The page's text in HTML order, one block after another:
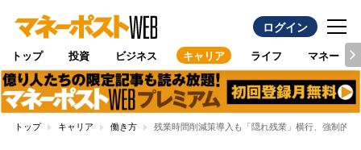
ログイン
トップ 投資 ビジネス キャリア ライフ マネー
トップ キャリア 働き方 残業時間削減策導入も「隠れ残業」横行、強制的に